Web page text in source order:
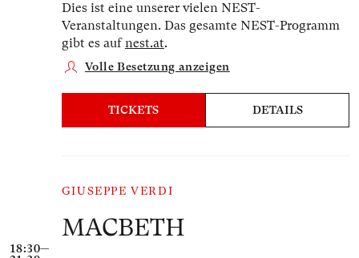
18:30—
Dies ist eine unserer vielen NEST-
Veranstaltungen. Das gesamte NEST-Programm
gibt es aufnest.at.
Volle Besetzung anzeigen
TICKETS DETAILS
GIUSEPPE VERDI
MACBETH